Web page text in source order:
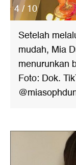
4 / 10
Setelah
mudah, Mia
menurunkan
Foto: Dok.